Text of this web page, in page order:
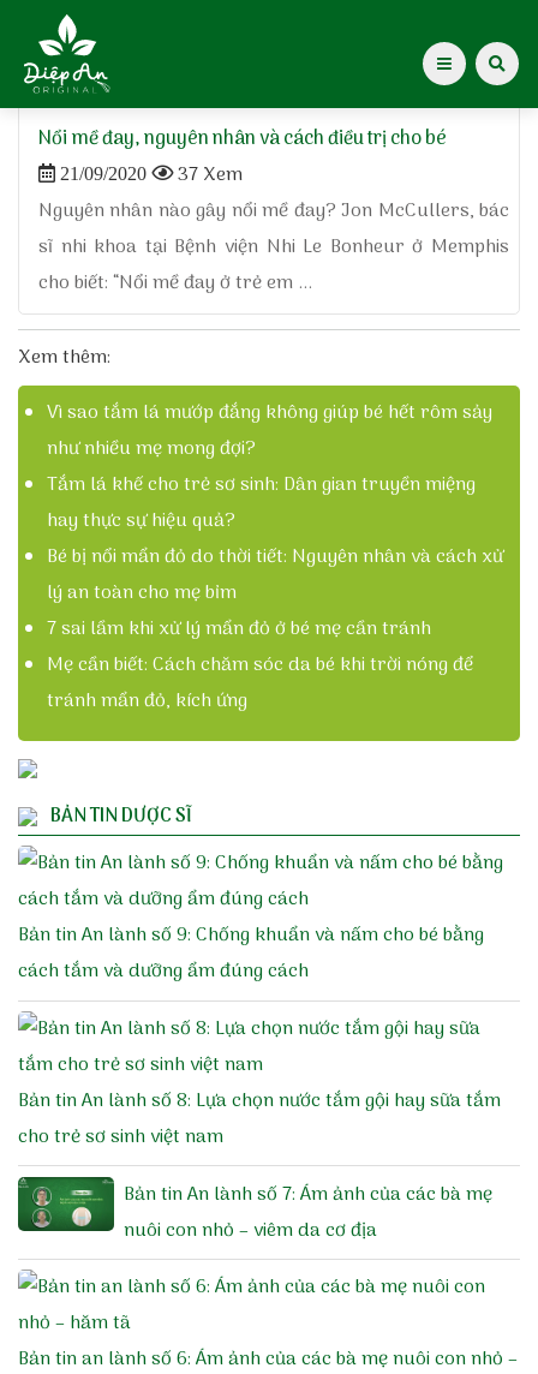
Giới thiệu Dược Khoa
Giới thiệu
Kiến thức cho mẹ
Tạp chí Diệp An Nhi
Tin tức
Điểm mua hàng
Home»
Nổi mề đay, nguyên nhân và cách điều trị cho bé
21/09/2020
37 Xem
Nguyên nhân nào gây nổi mề đay? Jon McCullers, bác
sĩ nhi khoa tại Bệnh viện Nhi Le Bonheur ở Memphis
cho biết: “Nổi mề đay ở trẻ em ...
Xem thêm:
Vì sao tắm lá mướp đắng không giúp bé hết rôm sảy
như nhiều mẹ mong đợi?
Tắm lá khế cho trẻ sơ sinh: Dân gian truyền miệng
hay thực sự hiệu quả?
Bé bị nổi mẩn đỏ do thời tiết: Nguyên nhân và cách xử
lý an toàn cho mẹ bỉm
7 sai lầm khi xử lý mẩn đỏ ở bé mẹ cần tránh
Mẹ cần biết: Cách chăm sóc da bé khi trời nóng để
tránh mẩn đỏ, kích ứng
BẢN TIN DƯỢC SĨ
Bản tin An lành số 9: Chống khuẩn và nấm cho bé bằng
cách tắm và dưỡng ẩm đúng cách
Bản tin An lành số 8: Lựa chọn nước tắm gội hay sữa tắm
cho trẻ sơ sinh việt nam
Bản tin An lành số 7: Ám ảnh của các bà mẹ
nuôi con nhỏ – viêm da cơ địa
Bản tin an lành số 6: Ám ảnh của các bà mẹ nuôi con nhỏ –